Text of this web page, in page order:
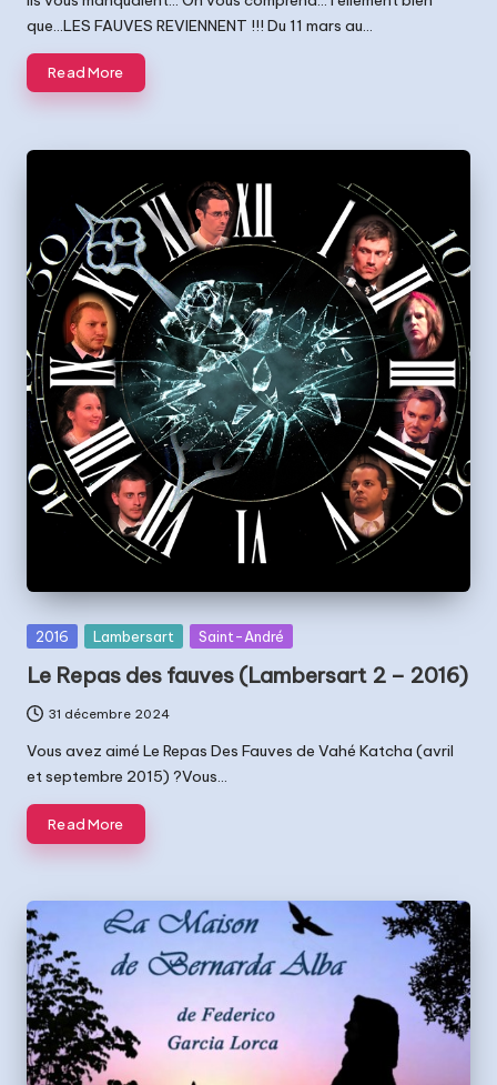
que…LES FAUVES REVIENNENT !!! Du 11 mars au…
Read More
Posted
2016 Lambersart Saint-André
Le Repas des fauves (Lambersart 2 – 2016)
31 décembre 2024
Vous avez aimé Le Repas Des Fauves de Vahé Katcha (avril
et septembre 2015) ?Vous…
Read More